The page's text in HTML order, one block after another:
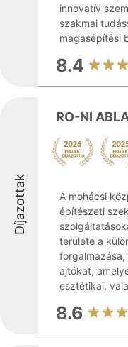
innovatív
szakmai
magasépítési
8.4
Díjazottak
RO-NI
A mohácsi
építészeti
területe a
ajtókat,
esztétikai,
8.6